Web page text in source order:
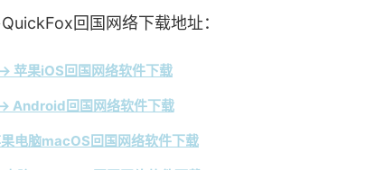
回国网络下载地址：
苹果iOS回国网络软件下载
Android回国网络软件下载
电脑macOS回国网络软件下载